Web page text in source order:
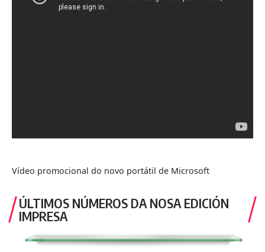
Vídeo promocional do novo portátil de Microsoft
ÚLTIMOS NÚMEROS DA NOSA EDICIÓN
IMPRESA